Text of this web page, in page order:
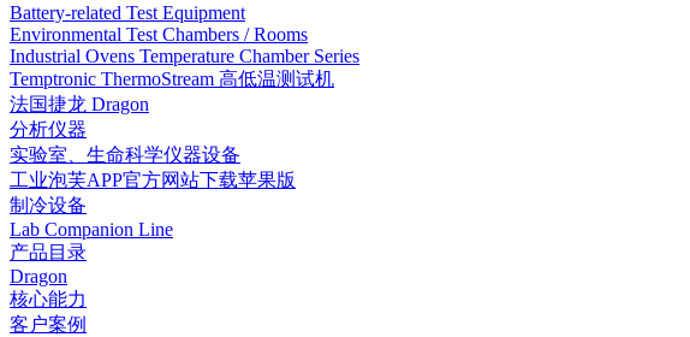
Battery-related Test Equipment
Environmental Test Chambers / Rooms
Industrial Ovens Temperature Chamber Series
Temptronic ThermoStream 高低温测试机
法国捷龙 Dragon
分析仪器
实验室、生命科学仪器设备
工业泡芙APP官方网站下载苹果版
制冷设备
Lab Companion Line
产品目录
Dragon
核心能力
客户案例